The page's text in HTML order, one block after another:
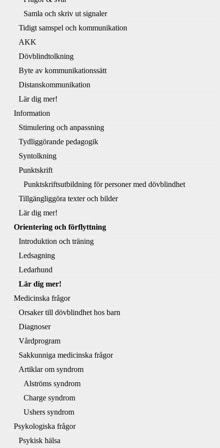
Samla och skriv ut signaler
Tidigt samspel och kommunikation
AKK
Dövblindtolkning
Byte av kommunikationssätt
Distanskommunikation
Lär dig mer!
Information
Stimulering och anpassning
Tydliggörande pedagogik
Syntolkning
Punktskrift
Punktskriftsutbildning för personer med dövblindhet
Tillgängliggöra texter och bilder
Lär dig mer!
Orientering och förflyttning
Introduktion och träning
Ledsagning
Ledarhund
Lär dig mer!
Medicinska frågor
Orsaker till dövblindhet hos barn
Diagnoser
Vårdprogram
Sakkunniga medicinska frågor
Artiklar om syndrom
Alströms syndrom
Charge syndrom
Ushers syndrom
Psykologiska frågor
Psykisk hälsa